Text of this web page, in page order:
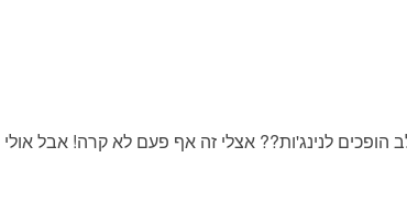
הופכים לנינג'ות?? אצלי זה אף פעם לא קרה! אבל אולי